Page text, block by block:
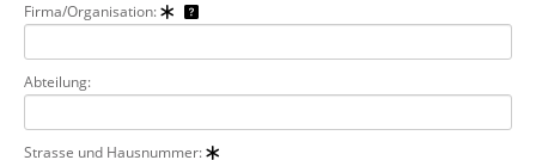
Firma/Organisation:
Abteilung:
Strasse und Hausnummer: